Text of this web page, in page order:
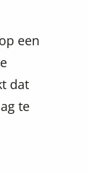
een
dat
te